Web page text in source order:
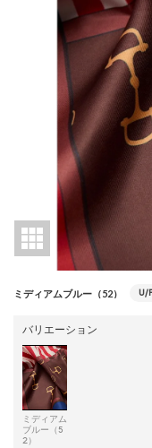
ミディアムブルー（52） U/
バリエーション
ミディアム
ブルー（5
2）